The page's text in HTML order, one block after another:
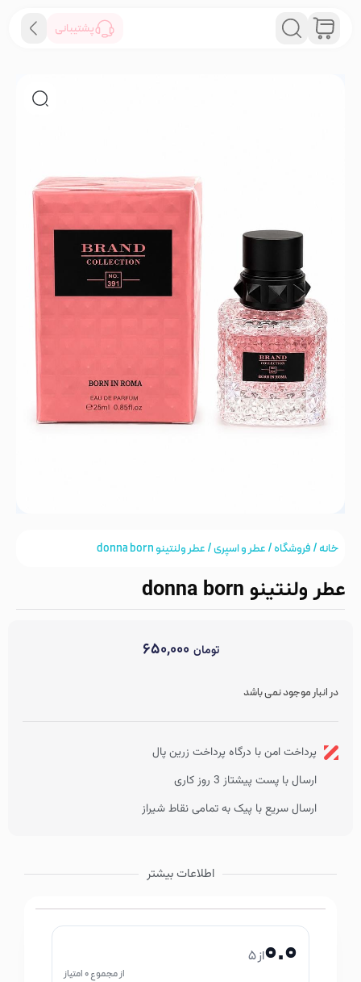
پشتیبانی
خانه/فروشگاه/عطر و اسپری/ عطر ولنتینو donna born
عطر ولنتینو donna born
تومان ۶۵۰,۰۰۰
در انبار موجود نمی باشد
پرداخت امن با درگاه پرداخت زرین پال
ارسال با پست پیشتاز 3 روز کاری
ارسال سریع با پیک به تمامی نقاط شیراز
اطلاعات بیشتر
0.0از 5
از مجموع 0 امتیاز